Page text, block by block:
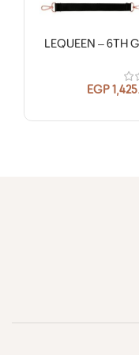
LEQUEEN – 6TH
EGP